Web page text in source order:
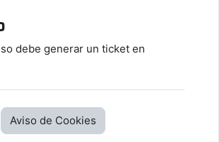
debe generar un ticket en
Aviso de Cookies